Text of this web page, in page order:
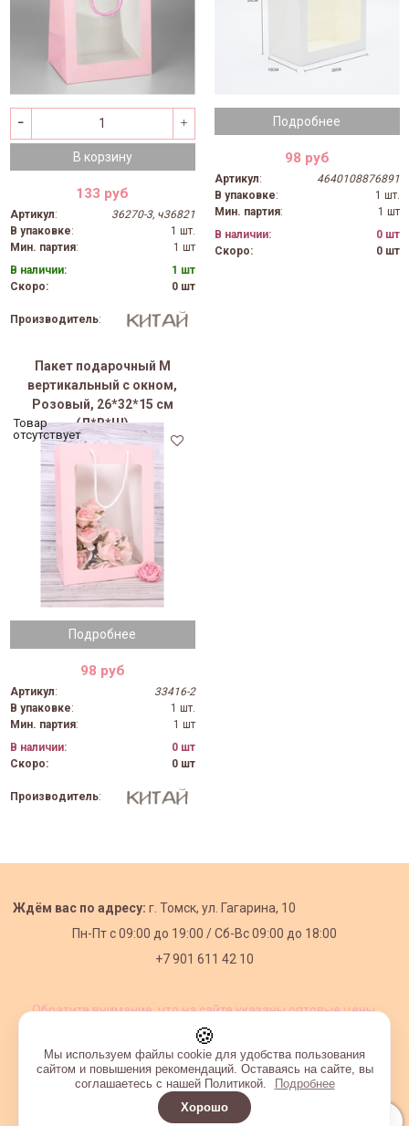
В корзину
133 руб
Артикул:
36270-3, ч36821
В упаковке:
1 шт.
Мин. партия:
1 шт
В наличии:
1 шт
Скоро:
0 шт
Производитель:
Подробнее
98 руб
Артикул:
4640108876891
В упаковке:
1 шт.
Мин. партия:
1 шт
В наличии:
0 шт
Скоро:
0 шт
Пакет подарочный M
вертикальный с окном,
Розовый, 26*32*15 см
(Д*В*Ш)
Подробнее
Товар
отсутствует
98 руб
Артикул:
33416-2
В упаковке:
1 шт.
Мин. партия:
1 шт
В наличии:
0 шт
Скоро:
0 шт
Производитель:
Ждём вас по адресу: г. Томск, ул. Гагарина, 10
Пн-Пт с09:00 до 19:00 /Сб-Вс 09:00 до 18:00
+7 901 611 42 10
Обратите внимание, что на сайте указаны оптовые цены,
Интернет-магазин создан на InSales
🍪
Мы используем файлы cookie для удобства пользования
сайтом и повышения рекомендаций. Оставаясь на сайте, вы
соглашаетесь с нашей Политикой.
Подробнее
Хорошо